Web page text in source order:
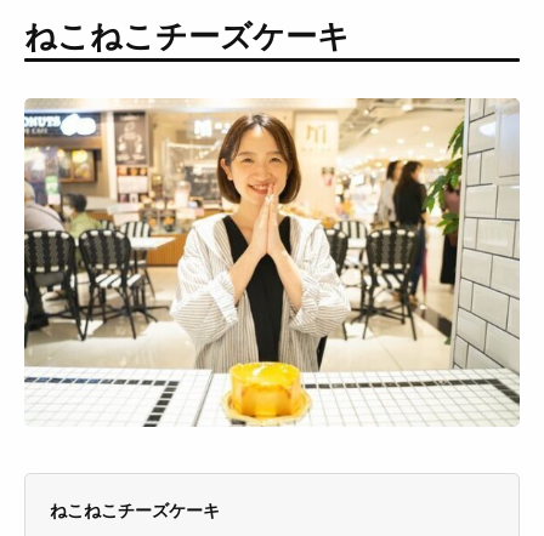
ねこねこチーズケーキ
ねこねこチーズケーキ